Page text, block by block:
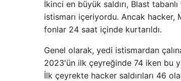
İkinci en büyük saldırı, Blast
istismarı içeriyordu. Ancak hacker,
fonlar 24 saat içinde kurtarıldı.
Genel olarak, yedi istismardan
2023'ün ilk çeyreğinde 74 iken bu
İlk çeyrekte hacker saldırıları 46